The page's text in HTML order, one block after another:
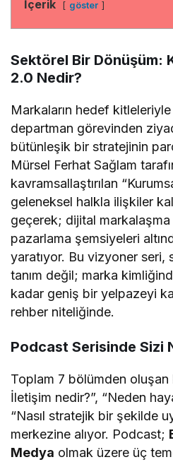
İçerik göster
Sektörel Bir Dönüşüm:
2.0 Nedir?
Markaların hedef
departman görevinden
bütünleşik bir stratejinin
Mürsel Ferhat Sağlam
kavramsallaştırılan
geleneksel halkla ilişkiler
geçerek; dijital
pazarlama şemsiyeleri
yaratıyor. Bu vizyoner seri,
tanım değil; marka
kadar geniş bir yelpazeyi
rehber niteliğinde.
Podcast Serisinde Sizi
Toplam 7 bölümden oluşan
İletişim nedir?”, “Neden
“Nasıl stratejik bir şekilde
merkezine alıyor. Podcast;
Medya olmak üzere üç